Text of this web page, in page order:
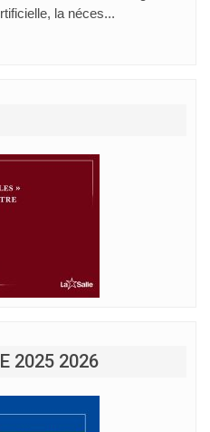
rtificielle, la néces...
2025 2026